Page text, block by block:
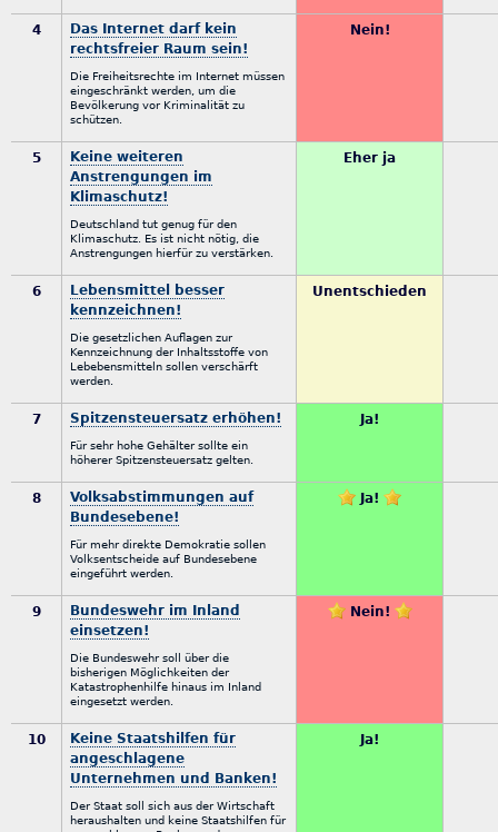
4
Das Internet darf kein
rechtsfreier Raum sein!
Die Freiheitsrechte im Internet müssen
eingeschränkt werden, um die
Bevölkerung vor Kriminalität zu
schützen.
Nein!
5
Keine weiteren
Anstrengungen im
Klimaschutz!
Deutschland tut genug für den
Klimaschutz. Es ist nicht nötig, die
Anstrengungen hierfür zu verstärken.
Eher ja
6
Lebensmittel besser
kennzeichnen!
Die gesetzlichen Auflagen zur
Kennzeichnung der Inhaltsstoffe von
Lebebensmitteln sollen verschärft
werden.
Unentschieden
7 Spitzensteuersatz erhöhen!
Für sehr hohe Gehälter sollte ein
höherer Spitzensteuersatz gelten.
Ja!
8
Volksabstimmungen auf
Bundesebene!
Für mehr direkte Demokratie sollen
Volksentscheide auf Bundesebene
eingeführt werden.
Ja!
9
Bundeswehr im Inland
einsetzen!
Die Bundeswehr soll über die
bisherigen Möglichkeiten der
Katastrophenhilfe hinaus im Inland
eingesetzt werden.
Nein!
10
Keine Staatshilfen für
angeschlagene
Unternehmen und Banken!
Der Staat soll sich aus der Wirtschaft
heraushalten und keine Staatshilfen für
Ja!